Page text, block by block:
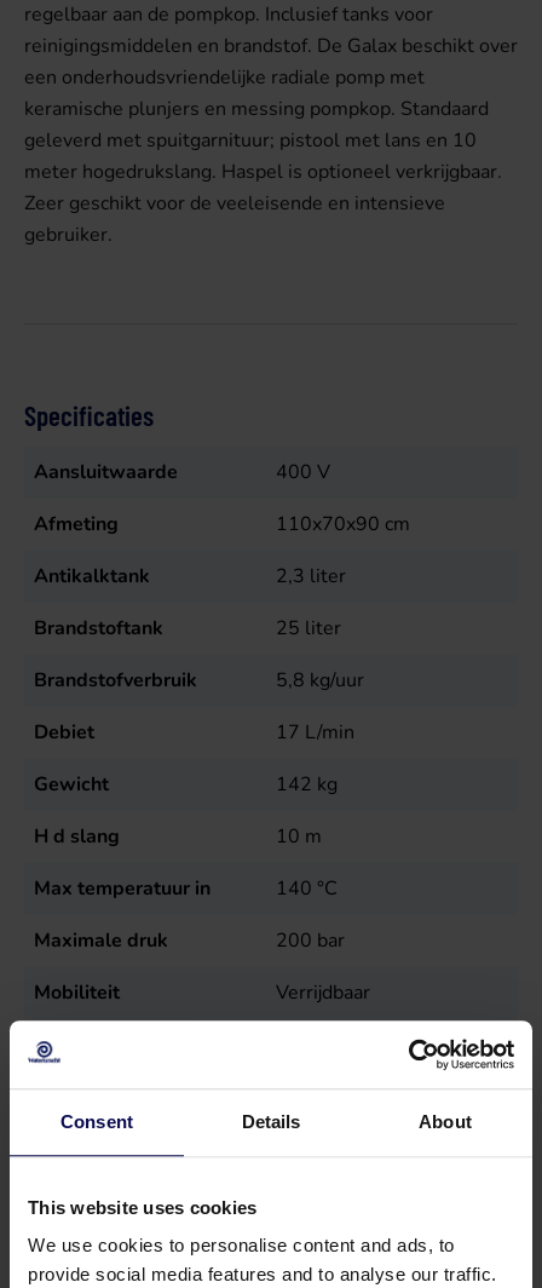
Consent Details About
This website uses cookies
We use cookies to personalise content and ads, to
provide social media features and to analyse our traffic.
regelbaar aan de pompkop. Inclusief tanks voor
reinigingsmiddelen en brandstof. De Galax beschikt over
een onderhoudsvriendelijke radiale pomp met
keramische plunjers en messing pompkop. Standaard
geleverd met spuitgarnituur; pistool met lans en 10
meter hogedrukslang. Haspel is optioneel verkrijgbaar.
Zeer geschikt voor de veeleisende en intensieve
gebruiker.
Specificaties
Aansluitwaarde 400 V
Afmeting
110x70x90 cm
Antikalktank
2,3 liter
Brandstoftank
25 liter
Brandstofverbruik
5,8 kg/uur
Debiet
17 L/min
Gewicht
142 kg
H d slang
10 m
Max temperatuur in
140 °C
Maximale druk
200 bar
Mobiliteit
Verrijdbaar
Model
Reinigingsmiddelentank
22liter
Spanning
Temperatuur
Toerental
1400 r.p.m.